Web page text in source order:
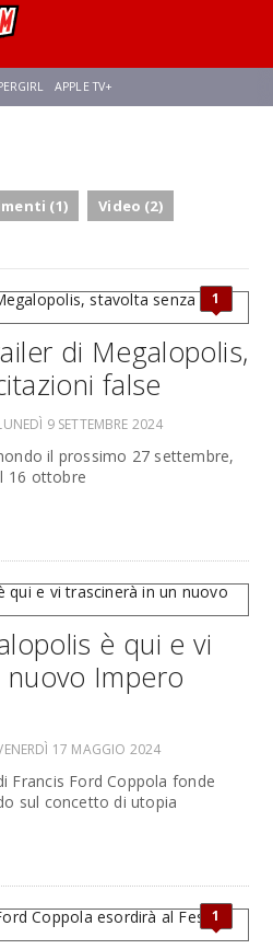
APPLE TV+
(1) Video (2)
1
di Megalopolis,
false
9 SETTEMBRE 2024
il prossimo 27 settembre,
16 ottobre
è qui e vi
Impero
17 MAGGIO 2024
Francis Ford Coppola fonde
sul concetto di utopia
1